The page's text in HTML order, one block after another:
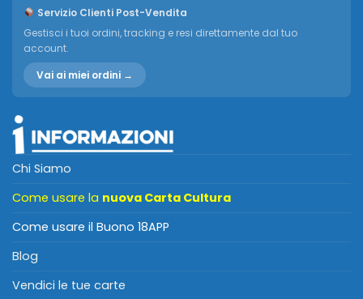
Servizio Clienti Post-Vendita
Gestisci i tuoi ordini, tracking e resi direttamente dal tuo
account.
Vai ai miei ordini →
Chi Siamo
Come usare la nuova Carta Cultura
Come usare il Buono 18APP
Blog
Vendici le tue carte